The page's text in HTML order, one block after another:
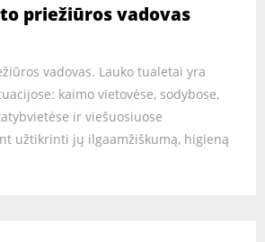
priežiūros vadovas
vadovas. Lauko tualetai yra
kaimo vietovėse, sodybose,
ir viešuosiuose
užtikrinti jų ilgaamžiškumą, higieną